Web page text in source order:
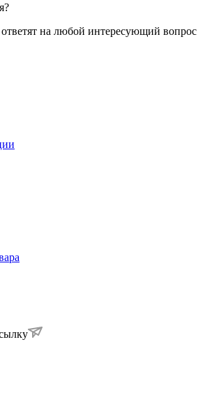
на любой интересующий вопрос